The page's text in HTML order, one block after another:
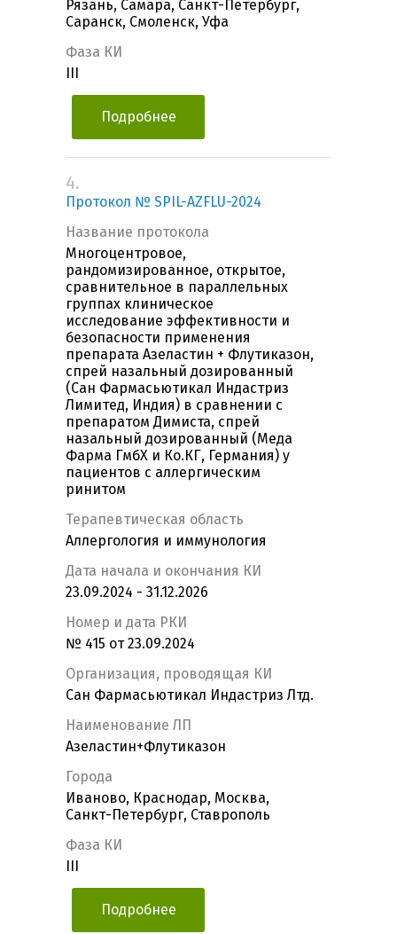
Рязань, Самара, Санкт-Петербург,
Саранск, Смоленск, Уфа
Фаза КИ
Подробнее
4.
Протокол № SPIL-AZFLU-2024
Название протокола
Многоцентровое,
рандомизированное, открытое,
сравнительное в параллельных
группах клиническое
исследование эффективности и
безопасности применения
препарата Азеластин + Флутиказон,
спрей назальный дозированный
(Сан Фармасьютикал Индастриз
Лимитед, Индия) в сравнении с
препаратом Димиста, спрей
назальный дозированный (Меда
Фарма ГмбХ и Ко.КГ, Германия) у
пациентов с аллергическим
ринитом
Терапевтическая область
Аллергология и иммунология
Дата начала и окончания КИ
23.09.2024 - 31.12.2026
Номер и дата РКИ
№ 415 от 23.09.2024
Организация, проводящая КИ
Сан Фармасьютикал Индастриз Лтд.
Наименование ЛП
Азеластин+Флутиказон
Города
Иваново, Краснодар, Москва,
Санкт-Петербург, Ставрополь
Фаза КИ
Подробнее